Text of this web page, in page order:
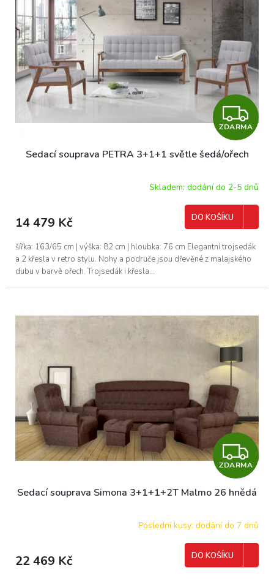
ůp
r
o
d
u
Z
D
A
R
A
ZDARMA
Sedací souprava PETRA 3+1+1 světle šedá/ořech
Skladem: dodání do 2-5 dnů
14 479 Kč DO KOŠÍKU
šířka: 163/65 cm | výška: 82 cm | hloubka: 76 cm Elegantní trojsedák
a 2 křesla v retro stylu. Nohy a područe jsou dřevěné z malajského
dubu v barvě ořech. Trojsedák i křesla...
Z
D
A
R
ZDARMA
Sedací souprava Simona 3+1+1+2T Malmo 26 hnědá
Poslední kusy: dodání do 7 dnů
22 469 Kč DO KOŠÍKU